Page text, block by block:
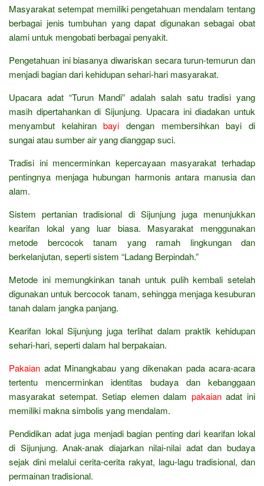
Masyarakat setempat memiliki pengetahuan mendalam tentang
berbagai jenis tumbuhan yang dapat digunakan sebagai obat
alami untuk mengobati berbagai penyakit.
Pengetahuan ini biasanya diwariskan secara turun-temurun dan
menjadi bagian dari kehidupan sehari-hari masyarakat.
Upacara adat “Turun Mandi” adalah salah satu tradisi yang
masih dipertahankan di Sijunjung. Upacara ini diadakan untuk
menyambut kelahiranbayi dengan membersihkan bayi di
sungai atau sumber air yang dianggap suci.
Tradisi ini mencerminkan kepercayaan masyarakat terhadap
pentingnya menjaga hubungan harmonis antara manusia dan
alam.
Sistem pertanian tradisional di Sijunjung juga menunjukkan
kearifan lokal yang luar biasa. Masyarakat menggunakan
metode bercocok tanam yang ramah lingkungan dan
berkelanjutan, seperti sistem “Ladang Berpindah.”
Metode ini memungkinkan tanah untuk pulih kembali setelah
digunakan untuk bercocok tanam, sehingga menjaga kesuburan
tanah dalam jangka panjang.
Kearifan lokal Sijunjung juga terlihat dalam praktik kehidupan
sehari-hari, seperti dalam hal berpakaian.
Pakaian adat Minangkabau yang dikenakan pada acara-acara
tertentu mencerminkan identitas budaya dan kebanggaan
masyarakat setempat. Setiap elemen dalam pakaianadat ini
memiliki makna simbolis yang mendalam.
Pendidikan adat juga menjadi bagian penting dari kearifan lokal
di Sijunjung. Anak-anak diajarkan nilai-nilai adat dan budaya
sejak dini melalui cerita-cerita rakyat, lagu-lagu tradisional, dan
permainan tradisional.